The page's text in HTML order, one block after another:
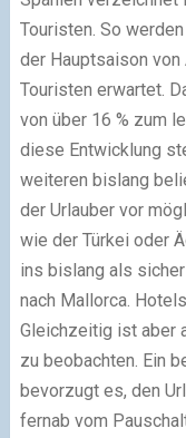
Touristen. So
der Hauptsaison
Touristen erwartet.
von über 16 % zum
diese Entwicklung
weiteren bislang
der Urlauber vor
wie der Türkei oder
ins bislang als
nach Mallorca.
Gleichzeitig ist aber
zu beobachten. Ein
bevorzugt es, den
fernab vom